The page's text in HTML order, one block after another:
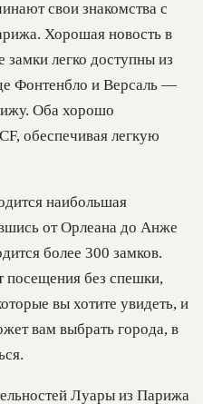
свои знакомства с
Хорошая новость в
легко доступны из
Фонтенбло и Версаль —
Оба хорошо
обеспечивая легкую
наибольшая
от Орлеана до Анже
более 300 замков.
без спешки,
вы хотите увидеть, и
вам выбрать города, в
Луары из Парижа